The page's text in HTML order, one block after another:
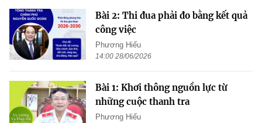
Bài 2: Thi đua phải đo bằng kết quả
công việc
Phương Hiếu
14:00 28/06/2026
Bài 1: Khơi thông nguồn lực từ
những cuộc thanh tra
Phương Hiếu